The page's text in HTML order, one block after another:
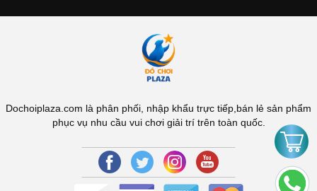
Dochoiplaza.com là phân phối, nhập khẩu trực tiếp,bán lẻ sản phẩm
phục vụ nhu cầu vui chơi giải trí trên toàn quốc.